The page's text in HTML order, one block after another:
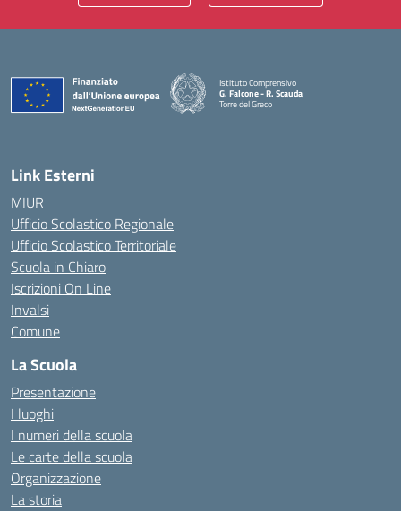
Istituto Comprensivo
G. Falcone - R. Scauda
Torre del Greco
Link Esterni
MIUR
Ufficio Scolastico Regionale
Ufficio Scolastico Territoriale
Scuola in Chiaro
Iscrizioni On Line
Invalsi
Comune
La Scuola
Presentazione
I luoghi
I numeri della scuola
Le carte della scuola
Organizzazione
La storia